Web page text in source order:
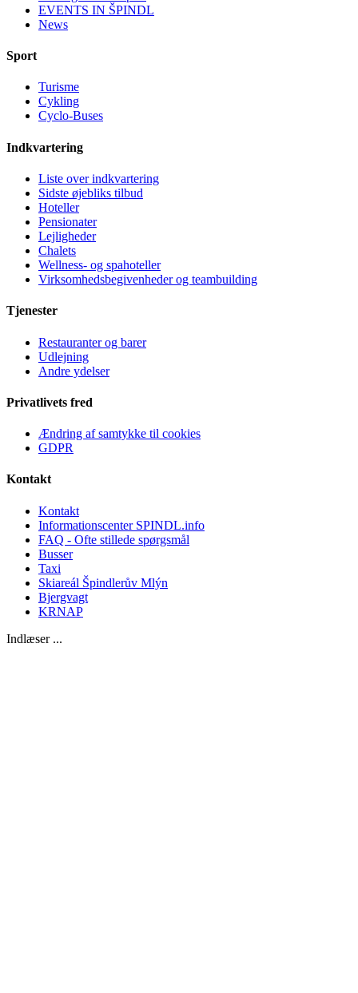
EVENTS IN ŠPINDL
News
Sport
Turisme
Cykling
Cyclo-Buses
Indkvartering
Liste over indkvartering
Sidste øjebliks tilbud
Hoteller
Pensionater
Lejligheder
Chalets
Wellness- og spahoteller
Virksomhedsbegivenheder og teambuilding
Tjenester
Restauranter og barer
Udlejning
Andre ydelser
Privatlivets fred
Ændring af samtykke til cookies
GDPR
Kontakt
Kontakt
Informationscenter SPINDL.info
FAQ - Ofte stillede spørgsmål
Busser
Taxi
Skiareál Špindlerův Mlýn
Bjergvagt
KRNAP
Indlæser ...